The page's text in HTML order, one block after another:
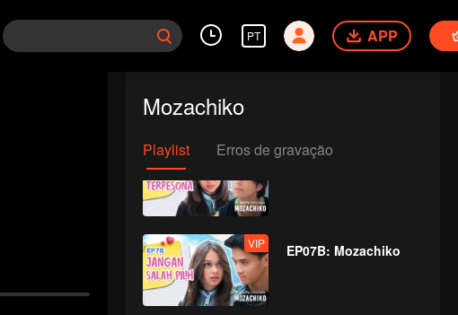
PT APP
Mozachiko
Playlist Erros de gravação
VIP EP07A: Mozachiko
VIP EP07B: Mozachiko